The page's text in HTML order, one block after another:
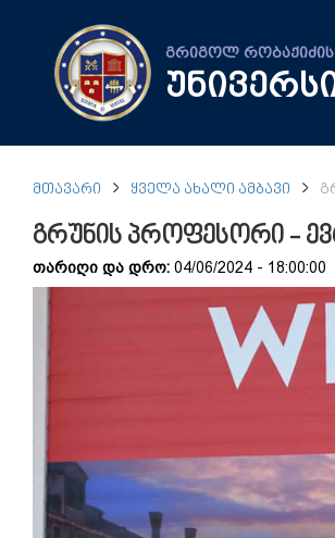
გრიგოლ
ᲛᲗᲐᲕᲐᲠᲘ ᲧᲕᲔᲚᲐ ᲐᲮᲐᲚᲘ ᲐᲛᲑᲐᲕᲘ
გრუნის პროფესორი -
თარიღი და დრო: 04/06/2024 - 18:00:00